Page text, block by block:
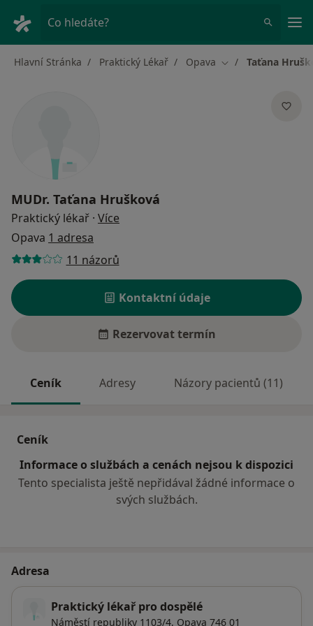
Co hledáte?
Hlavní Stránka Praktický Lékař Opava Změna města
Taťana
MUDr. Taťana Hrušková
Praktický lékař · Více
Opava 1 adresa
11 názorů
Kontaktní údaje
Rezervovat termín
Ceník Adresy Názory pacientů (11)
Ceník
Informace o službách a cenách nejsou k dispozici
Tento specialista ještě nepřidával žádné informace o
svých službách.
Adresa
Praktický lékař pro dospělé
Náměstí republiky 1103/4, Opava 746 01